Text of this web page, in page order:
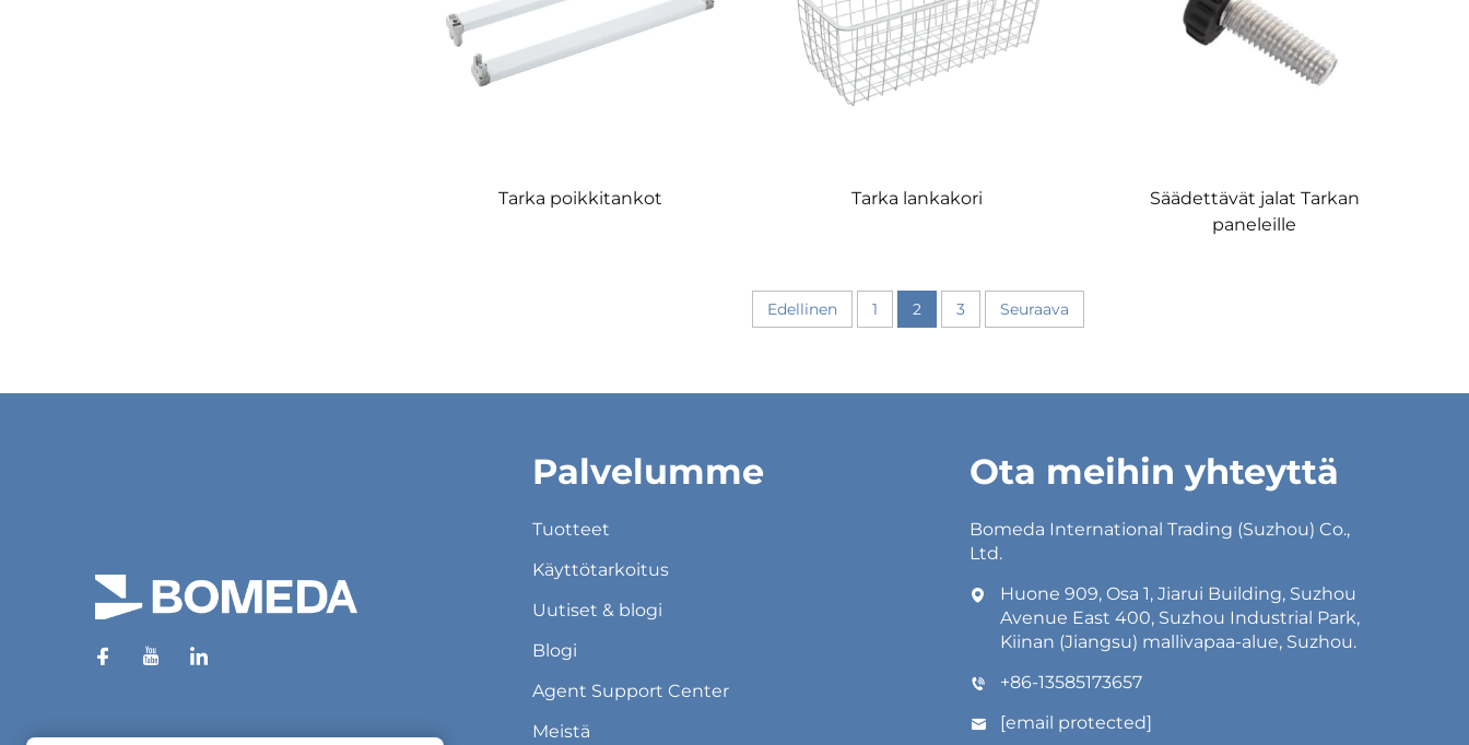
Tarka poikkitankot Tarka lankakori
Säädettävät jalat Tarkan
paneleille
Edellinen 1 2 3 Seuraava
Palvelumme
Tuotteet
Käyttötarkoitus
Uutiset & blogi
Blogi
Agent Support Center
Meistä
Ota meihin yhteyttä
Bomeda International Trading (Suzhou) Co.,
Ltd.
Huone 909, Osa 1, Jiarui Building, Suzhou
Avenue East 400, Suzhou Industrial Park,
Kiinan (Jiangsu) mallivapaa-alue, Suzhou.
+86-13585173657
[email protected]